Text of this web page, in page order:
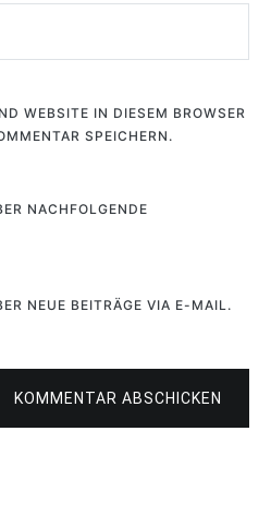
WEBSITE IN DIESEM BROWSER
SPEICHERN.
NACHFOLGENDE
NEUE BEITRÄGE VIA E-MAIL.
KOMMENTAR ABSCHICKEN